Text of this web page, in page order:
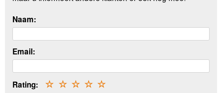
Naam:
Email:
Rating: ☆
☆
☆
☆
☆